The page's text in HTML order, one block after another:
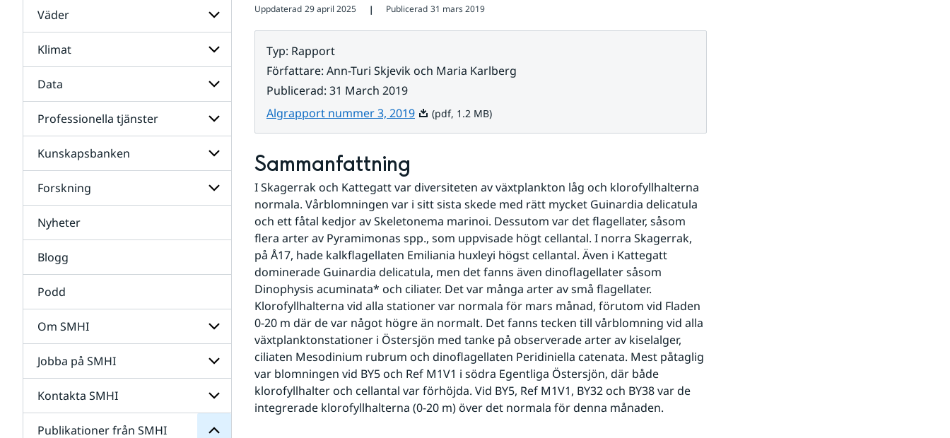
Väder
Undersidor
för
Väder
Klimat
Undersidor
för
Klimat
Data
Undersidor
för
Data
Professionella tjänster
Undersidor
för
Professionella
tjänster
Kunskapsbanken
Undersidor
för
Kunskapsbanken
Forskning
Undersidor
för
Forskning
Nyheter
Blogg
Podd
Om SMHI
Undersidor
för
Om
SMHI
Jobba på SMHI
Undersidor
för
Jobba
Kontakta SMHI
Undersidor
Publikationer från SMHI
Undersidor
för
Publikationer
från
SMHI
Uppdaterad 29 april 2025 ❘ Publicerad 31 mars 2019
Typ: Rapport
Författare: Ann-Turi Skjevik och Maria Karlberg
Publicerad: 31 March 2019
Algrapport nummer 3, 2019Pdf, 1.2 MB.
(pdf, 1.2 MB)
Sammanfattning
I Skagerrak och Kattegatt var diversiteten av växtplankton låg och klorofyllhalterna
normala. Vårblomningen var i sitt sista skede med rätt mycket Guinardia delicatula
och ett fåtal kedjor av Skeletonema marinoi. Dessutom var det flagellater, såsom
flera arter av Pyramimonas spp., som uppvisade högt cellantal. I norra Skagerrak,
på Å17, hade kalkflagellaten Emiliania huxleyi högst cellantal. Även i Kattegatt
dominerade Guinardia delicatula, men det fanns även dinoflagellater såsom
Dinophysis acuminata* och ciliater. Det var många arter av små flagellater.
Klorofyllhalterna vid alla stationer var normala för mars månad, förutom vid Fladen
0-20 m där de var något högre än normalt. Det fanns tecken till vårblomning vid alla
växtplanktonstationer i Östersjön med tanke på observerade arter av kiselalger,
ciliaten Mesodinium rubrum och dinoflagellaten Peridiniella catenata. Mest påtaglig
var blomningen vid BY5 och Ref M1V1 i södra Egentliga Östersjön, där både
klorofyllhalter och cellantal var förhöjda. Vid BY5, Ref M1V1, BY32 och BY38 var de
integrerade klorofyllhalterna (0-20 m) över det normala för denna månaden.